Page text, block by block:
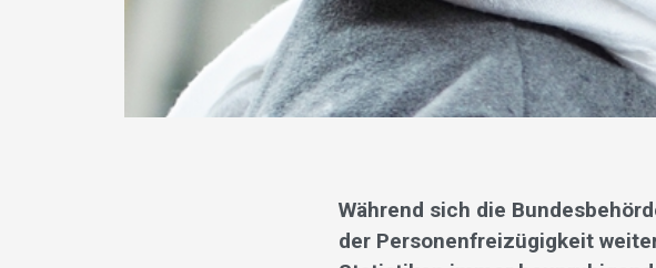
Während sich die
der Personenfreizügigkeit